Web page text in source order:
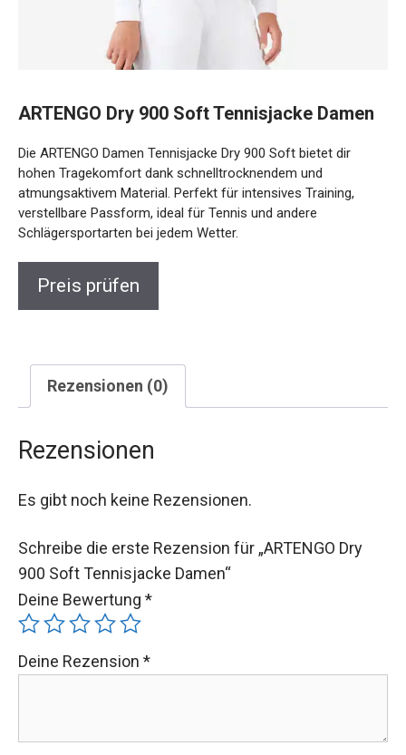
ARTENGO Dry 900 Soft Tennisjacke Damen
Die ARTENGO Damen Tennisjacke Dry 900 Soft bietet dir
hohen Tragekomfort dank schnelltrocknendem und
atmungsaktivem Material. Perfekt für intensives Training,
verstellbare Passform, ideal für Tennis und andere
Schlägersportarten bei jedem Wetter.
Preis prüfen
Rezensionen (0)
Rezensionen
Es gibt noch keine Rezensionen.
Schreibe die erste Rezension für „ARTENGO Dry
900 Soft Tennisjacke Damen“
Deine Bewertung *
Deine Rezension *